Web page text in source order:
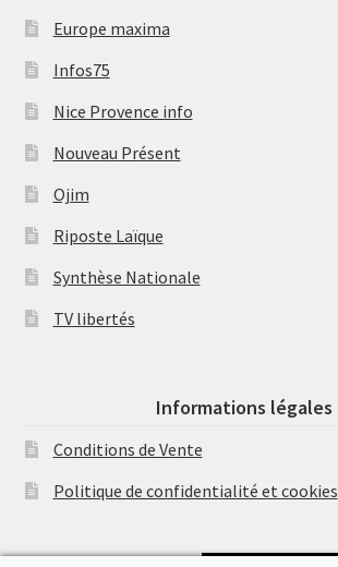
Europe maxima
Infos75
Nice Provence info
Nouveau Présent
Ojim
Riposte Laïque
Synthèse Nationale
TV libertés
Informations légales
Conditions de Vente
Politique de confidentialité et cookies